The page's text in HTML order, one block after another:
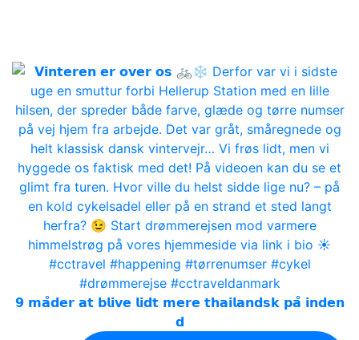
𝟵 𝗺𝗮̊𝗱𝗲𝗿 𝗮𝘁 𝗯𝗹𝗶𝘃𝗲 𝗹𝗶𝗱𝘁 𝗺𝗲𝗿𝗲 𝘁𝗵𝗮𝗶𝗹𝗮𝗻𝗱𝘀𝗸 𝗽𝗮̊ 𝗶𝗻𝗱𝗲𝗻
𝗱